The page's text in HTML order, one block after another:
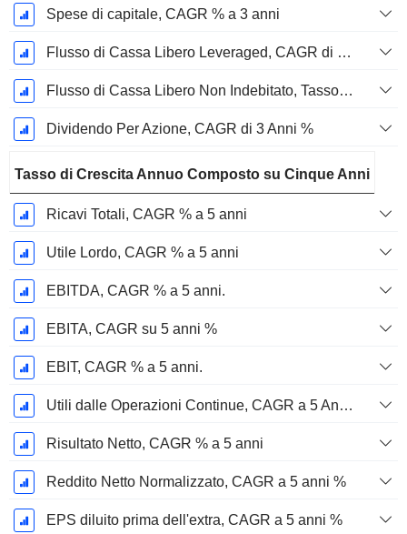
Spese di capitale, CAGR % a 3 anni
Flusso di Cassa Libero Leveraged, CAGR di 3 Anni %
Flusso di Cassa Libero Non Indebitato, Tasso di Crescita Annuo Composto su 3 Anni %
Dividendo Per Azione, CAGR di 3 Anni %
Tasso di Crescita Annuo Composto su Cinque Anni
Ricavi Totali, CAGR % a 5 anni
Utile Lordo, CAGR % a 5 anni
EBITDA, CAGR % a 5 anni.
EBITA, CAGR su 5 anni %
EBIT, CAGR % a 5 anni.
Utili dalle Operazioni Continue, CAGR a 5 Anni %
Risultato Netto, CAGR % a 5 anni
Reddito Netto Normalizzato, CAGR a 5 anni %
EPS diluito prima dell'extra, CAGR a 5 anni %